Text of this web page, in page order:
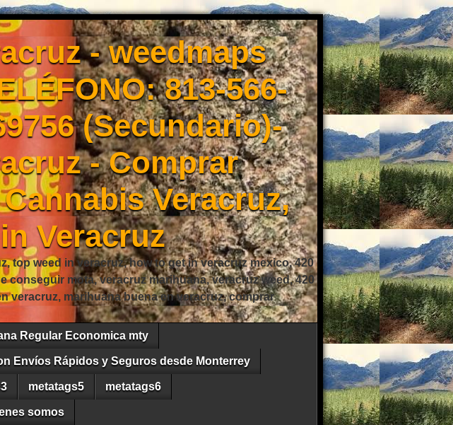
- weedmaps
813-566-
(Secundario)-
- Comprar
Veracruz,
Veracruz
top weed in veracruz, how to get in veracruz mexico, 420
conseguir mota, veracruz marihuana, veracruz weed, 420
veracruz, marihuana buena en veracruz, comprar
Regular Economica mty
Envíos Rápidos y Seguros desde Monterrey
metatags5 metatags6
somos